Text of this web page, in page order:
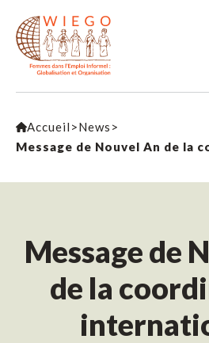
Accueil >News >
Message de
de la